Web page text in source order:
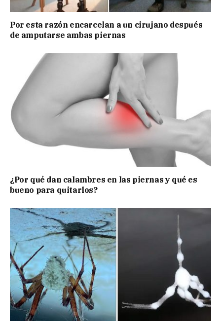
Por esta razón encarcelan a un cirujano después
de amputarse ambas piernas
¿Por qué dan calambres en las piernas y qué es
bueno para quitarlos?